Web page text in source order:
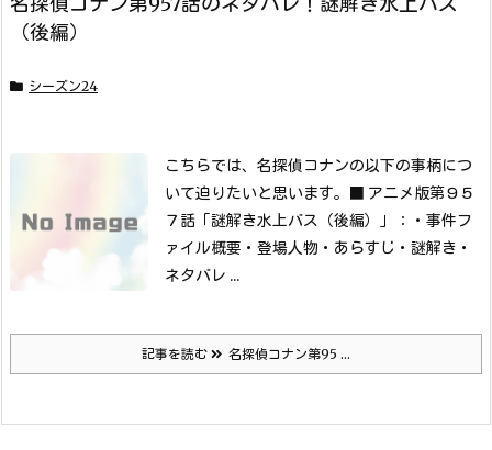
（後編）
シーズン24
こちらでは、名探偵コナンの以下の事柄につ
いて迫りたいと思います。 ■ アニメ版第９５
７話「謎解き水上バス（後編）」：
・事件フ
ァイル概要 ・登場人物 ・あらすじ ・謎解き ・
ネタバレ ...
記事を読む 名探偵コナン第95 ...